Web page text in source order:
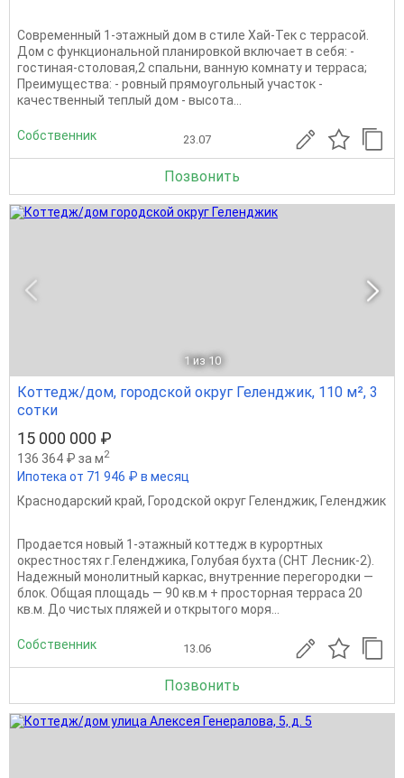
Современный 1-этажный дом в стиле Хай-Тек с террасой.
Дом с функциональной планировкой включает в себя: -
гостиная-столовая,2 спальни, ванную комнату и терраса;
Преимущества: - ровный прямоугольный участок -
качественный теплый дом - высота...
Собственник 23.07
Позвонить
1 из 10
Коттедж/дом, городской округ Геленджик, 110 м², 3
сотки
15 000 000 ₽
136 364 ₽ за м2
Ипотека от 71 946 ₽ в месяц
Краснодарский край, Городской округ Геленджик, Геленджик
Продается новый 1-этажный коттедж в курортных
окрестностях г.Геленджика, Голубая бухта (СНТ Лесник-2).
Надежный монолитный каркас, внутренние перегородки —
блок. Общая площадь — 90 кв.м + просторная терраса 20
кв.м. До чистых пляжей и открытого моря...
Собственник 13.06
Позвонить